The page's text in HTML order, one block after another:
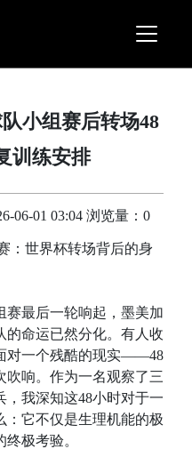
小组赛后转场48
训练安排
06-01 03:04 浏览量：0
：世界杯转场背后的身
赛最后一轮响起，墨美加
的命运已然分化。有人收
对一个残酷的现实——48
吹响。作为一名观察了三
我深知这48小时对于一
：它不仅是生理机能的极
极考验。